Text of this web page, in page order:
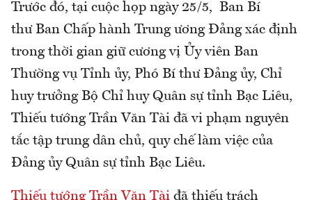
Trước đó, tại cuộc họp ngày 25/5, Ban Bí
thư Ban Chấp hành Trung ương Đảng xác định
trong thời gian giữ cương vị Ủy viên Ban
Thường vụ Tỉnh ủy, Phó Bí thư Đảng ủy, Chỉ
huy trưởng Bộ Chỉ huy Quân sự tỉnh Bạc Liêu,
Thiếu tướng Trần Văn Tài đã vi phạm nguyên
tắc tập trung dân chủ, quy chế làm việc của
Đảng ủy Quân sự tỉnh Bạc Liêu.
Thiếu tướng Trần Văn Tài đã thiếu trách